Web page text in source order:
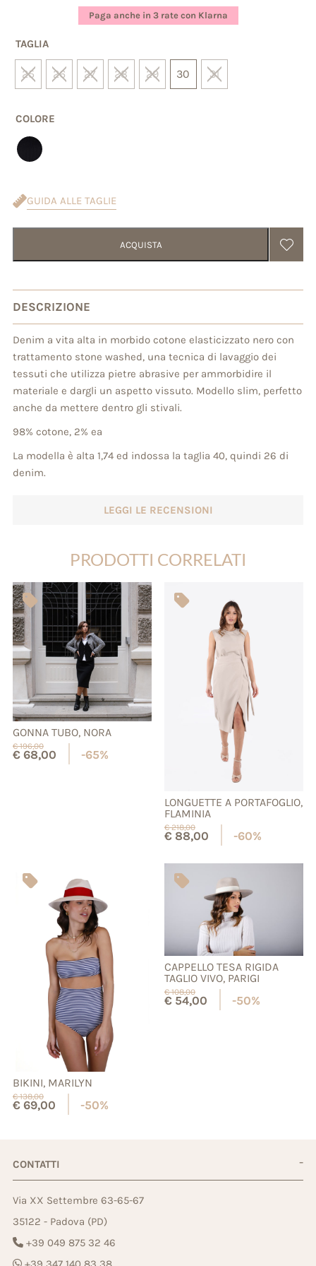
base di
recensioni
Paga anche in 3 rate con Klarna
TAGLIA
25 26 27 28 29 30 31
COLORE
GUIDA ALLE TAGLIE
ACQUISTA
DESCRIZIONE
Denim a vita alta in morbido cotone elasticizzato nero con
trattamento stone washed, una tecnica di lavaggio dei
tessuti che utilizza pietre abrasive per ammorbidire il
materiale e dargli un aspetto vissuto. Modello slim, perfetto
anche da mettere dentro gli stivali.
98% cotone, 2% ea
La modella è alta 1,74 ed indossa la taglia 40, quindi 26 di
denim.
LEGGI LE RECENSIONI
PRODOTTI CORRELATI
GONNA TUBO, NORA
€196,00
€68,00 -65%
LONGUETTE A PORTAFOGLIO,
FLAMINIA
€218,00
€88,00 -60%
BIKINI, MARILYN
€138,00
€69,00 -50%
CAPPELLO TESA RIGIDA
TAGLIO VIVO, PARIGI
€108,00
€54,00 -50%
CONTATTI
Via XX Settembre 63-65-67
35122 - Padova (PD)
+39 049 875 32 46